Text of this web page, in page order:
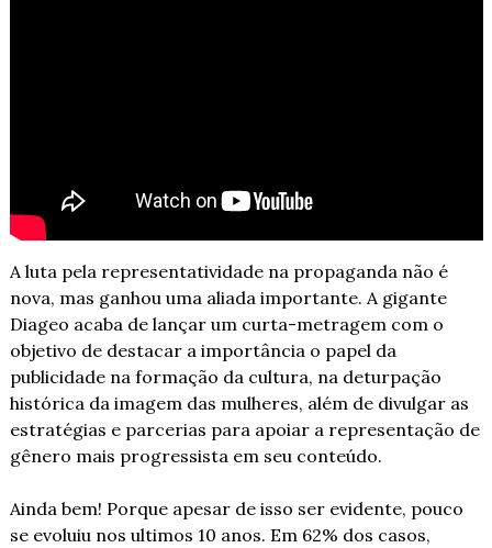
A luta pela representatividade na propaganda não é
nova, mas ganhou uma aliada importante. A gigante
Diageo acaba de lançar um curta-metragem com o
objetivo de destacar a importância o papel da
publicidade na formação da cultura, na deturpação
histórica da imagem das mulheres, além de divulgar as
estratégias e parcerias para apoiar a representação de
gênero mais progressista em seu conteúdo.
Ainda bem! Porque apesar de isso ser evidente, pouco
se evoluiu nos ultimos 10 anos. Em 62% dos casos,